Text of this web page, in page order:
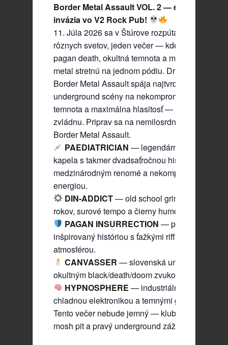
Border Metal Assault VOL. 2 — extrémna
invázia vo V2 Rock Pub!
11. Júla 2026 sa v Štúrove rozpúta chaos: päť
rôznych svetov, jeden večer — kde sa
pagan death, okultná temnota a moderný
metal stretnú na jednom pódiu. Druhé
Border Metal Assault spája najtvrdšie sily
underground scény na nekompromisný večer.
temnota a maximálna hlasitosť — len pre tých,
zvládnu. Priprav sa na nemilosrdný večer —
Border Metal Assault.
PAEDIATRICIAN — legendárna maďarská
kapela s takmer dvadsaťročnou históriou,
medzinárodným renomé a nekompromisnou
energiou.
DIN-ADDICT— old school grindcore útok v
rokov, surové tempo a čierny humor.
PAGAN INSURRECTION — pagan death
inšpirovaný históriou s ťažkými riffmi a
atmosférou.
CANVASSER — slovenská underground
okultným black/death/doom zvukom a rituálnou
HYPNOSPHERE — industriálny modern
chladnou elektronikou a temnými groove.
Tento večer nebude jemný — klubová
mosh pit a pravý underground zážitok.